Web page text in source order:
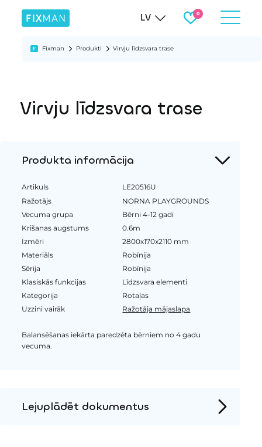
LV
Fixman Produkti Virvju līdzsvara trase
Virvju līdzsvara trase
Produkta informācija
Artikuls
LE20516U
Ražotājs
NORNA PLAYGROUNDS
Vecuma grupa
Bērni 4-12 gadi
Krišanas augstums
0.6m
Izmēri
2800x170x2110 mm
Materiāls
Robīnija
Sērija
Robīnija
Klasiskās funkcijas
Līdzsvara elementi
Kategorija
Rotaļas
Uzzini vairāk
Ražotāja mājaslapa
Balansēšanas iekārta paredzēta bērniem no 4 gadu
vecuma.
Lejuplādēt dokumentus